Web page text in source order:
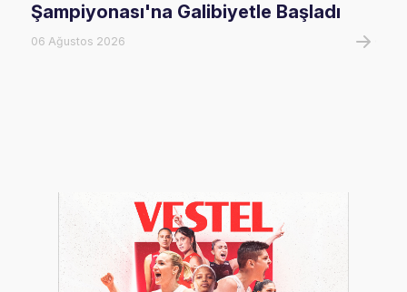
Şampiyonası'na Galibiyetle Başladı
06 Ağustos 2026